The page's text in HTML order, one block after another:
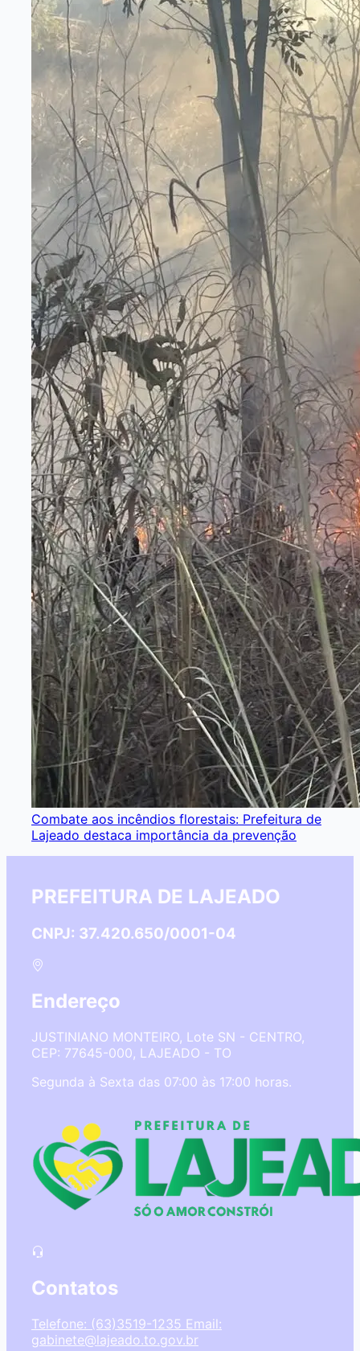
Combate aos incêndios florestais: Prefeitura de
Lajeado destaca importância da prevenção
PREFEITURA DE LAJEADO
CNPJ: 37.420.650/0001-04
Endereço
JUSTINIANO MONTEIRO, Lote SN - CENTRO,
CEP: 77645-000, LAJEADO - TO
Segunda à Sexta das 07:00 às 17:00 horas.
Contatos
Telefone: (63)3519-1235 Email:
gabinete@lajeado.to.gov.br